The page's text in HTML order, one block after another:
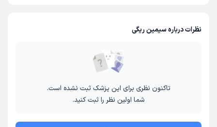
نظرات درباره سیمین ریگی
تاکنون نظری برای این پزشک ثبت نشده است.
شما اولین نظر را ثبت کنید.